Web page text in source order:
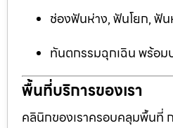
ช่องฟันห่าง, ฟันโยก, ฟัน
ทันตกรรมฉุกเฉิน พร้อม
พื้นที่บริการของเรา
คลินิกของเราครอบคลุมพื้นที่